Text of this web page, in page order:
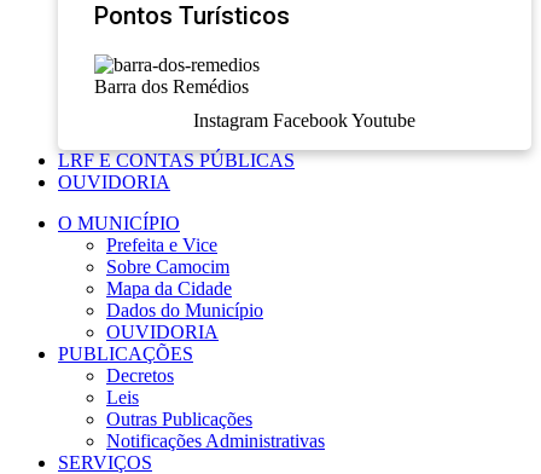
Pontos Turísticos
Barra dos Remédios
Instagram Facebook Youtube
LRF E CONTAS PÚBLICAS
OUVIDORIA
O MUNICÍPIO
Prefeita e Vice
Sobre Camocim
Mapa da Cidade
Dados do Município
OUVIDORIA
PUBLICAÇÕES
Decretos
Leis
Outras Publicações
Notificações Administrativas
SERVIÇOS